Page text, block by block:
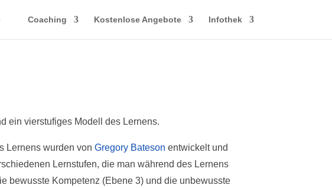
Coaching Kostenlose Angebote Infothek
ein vierstufiges Modell des Lernens.
Lernens wurden vonGregory Bateson entwickelt und
Lernstufen, die man während des Lernens
bewusste Kompetenz (Ebene 3) und die unbewusste